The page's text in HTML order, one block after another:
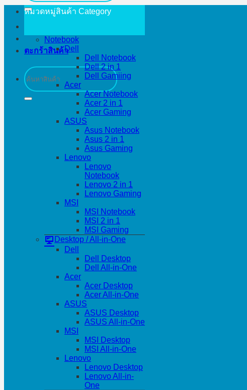
ตะกร้าสินค้า
ค้นหา:
หมวดหมู่สินค้า Category
Notebook
Dell
Dell Notebook
Dell 2 in 1
Dell Gamiing
Acer
Acer Notebook
Acer 2 in 1
Acer Gaming
ASUS
Asus Notebook
Asus 2 in 1
Asus Gaming
Lenovo
Lenovo
Notebook
Lenovo 2 in 1
Lenovo Gaming
MSI
MSI Notebook
MSI 2 in 1
MSI Gaming
Desktop / All-in-One
Dell
Dell Desktop
Dell All-in-One
Acer
Acer Desktop
Acer All-in-One
ASUS
ASUS Desktop
ASUS All-in-One
MSI
MSI Desktop
MSI All-in-One
Lenovo
Lenovo Desktop
Lenovo All-in-
One